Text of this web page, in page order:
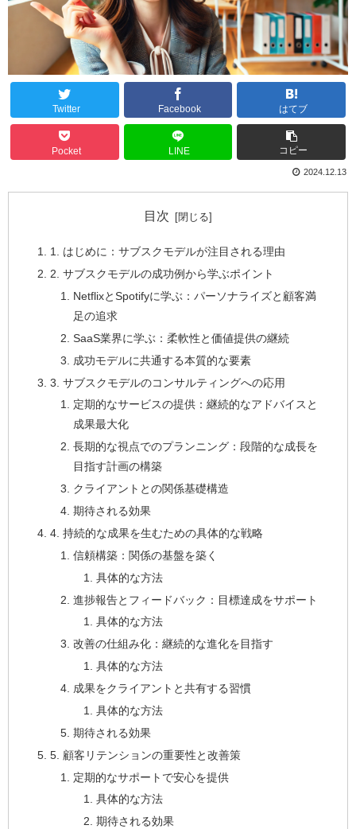
Twitter Facebook はてブ
Pocket LINE コピー
2024.12.13
目次
1. はじめに：サブスクモデルが注目される理由
2. サブスクモデルの成功例から学ぶポイント
NetflixとSpotifyに学ぶ：パーソナライズと顧客満
足の追求
SaaS業界に学ぶ：柔軟性と価値提供の継続
成功モデルに共通する本質的な要素
3. サブスクモデルのコンサルティングへの応用
定期的なサービスの提供：継続的なアドバイスと
成果最大化
長期的な視点でのプランニング：段階的な成長を
目指す計画の構築
クライアントとの関係基礎構造
期待される効果
4. 持続的な成果を生むための具体的な戦略
信頼構築：関係の基盤を築く
具体的な方法
進捗報告とフィードバック：目標達成をサポート
具体的な方法
改善の仕組み化：継続的な進化を目指す
具体的な方法
成果をクライアントと共有する習慣
具体的な方法
期待される効果
5. 顧客リテンションの重要性と改善策
定期的なサポートで安心を提供
具体的な方法
期待される効果